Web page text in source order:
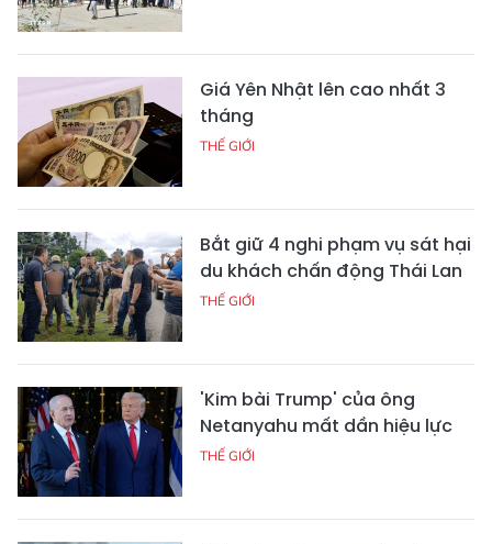
Giá Yên Nhật lên cao nhất 3
tháng
THẾ GIỚI
Bắt giữ 4 nghi phạm vụ sát hại
du khách chấn động Thái Lan
THẾ GIỚI
'Kim bài Trump' của ông
Netanyahu mất dần hiệu lực
THẾ GIỚI